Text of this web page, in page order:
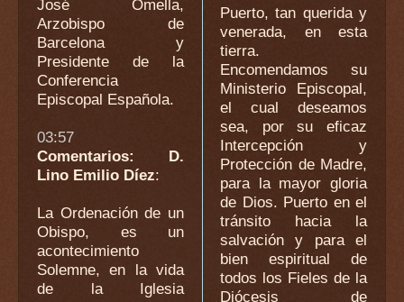
José Omella,
Arzobispo de
Barcelona y
Presidente de la
Conferencia
Episcopal Española.
03:57
Comentarios: D.
Lino Emilio Díez:
La Ordenación de un
Obispo, es un
acontecimiento
Solemne, en la vida
de la Iglesia
Puerto, tan querida y
venerada, en esta
tierra.
Encomendamos su
Ministerio Episcopal,
el cual deseamos
sea, por su eficaz
Intercepción y
Protección de Madre,
para la mayor gloria
de Dios. Puerto en el
tránsito hacia la
salvación y para el
bien espiritual de
todos los Fieles de la
Diócesis de